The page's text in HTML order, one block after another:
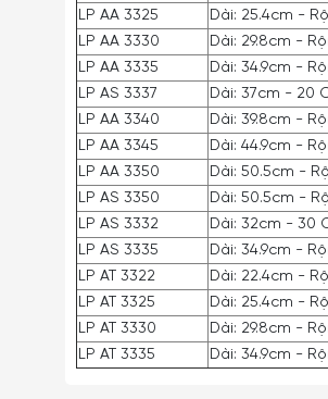
LP AA 3325
Dài: 25.4cm -
LP AA 3330
Dài: 29.8cm -
LP AA 3335
Dài: 34.9cm -
LP AS 3337
Dài: 37cm - 20
LP AA 3340
Dài: 39.8cm -
LP AA 3345
Dài: 44.9cm -
LP AA 3350
Dài: 50.5cm -
LP AS 3350
Dài: 50.5cm -
LP AS 3332
Dài: 32cm - 30
LP AS 3335
Dài: 34.9cm -
LP AT 3322
Dài: 22.4cm -
LP AT 3325
Dài: 25.4cm -
LP AT 3330
Dài: 29.8cm -
LP AT 3335
Dài: 34.9cm -